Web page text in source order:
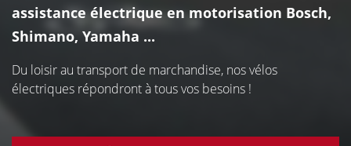
assistance électrique en motorisation Bosch,
Shimano, Yamaha ...
Du loisir au transport de marchandise, nos vélos
électriques répondront à tous vos besoins !